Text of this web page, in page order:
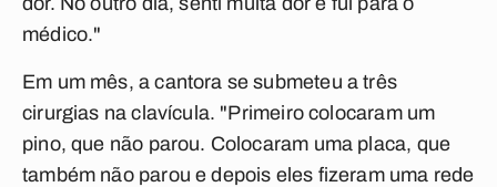
médico."
Em um mês, a cantora se submeteu a três
cirurgias na clavícula. "Primeiro colocaram um
pino, que não parou. Colocaram uma placa, que
também não parou e depois eles fizeram uma rede